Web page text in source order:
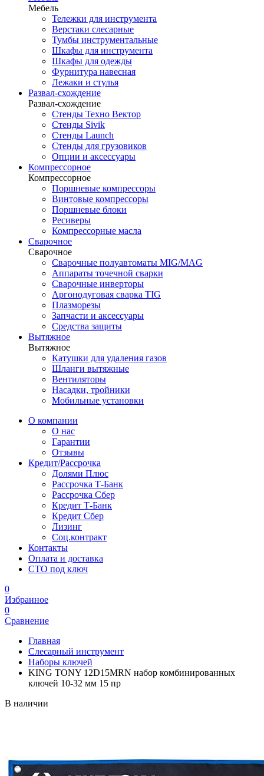
Мебель
Тележки для инструмента
Верстаки слесарные
Тумбы инструментальные
Шкафы для инструмента
Шкафы для одежды
Фурнитура навесная
Лежаки и стулья
Развал-схождение
Развал-схождение
Стенды Техно Вектор
Стенды Sivik
Стенды Launch
Стенды для грузовиков
Опции и аксессуары
Компрессорное
Компрессорное
Поршневые компрессоры
Винтовые компрессоры
Поршневые блоки
Ресиверы
Компрессорные масла
Сварочное
Сварочное
Сварочные полуавтоматы MIG/MAG
Аппараты точечной сварки
Сварочные инверторы
Аргонодуговая сварка TIG
Плазморезы
Запчасти и аксессуары
Средства защиты
Вытяжное
Вытяжное
Катушки для удаления газов
Шланги вытяжные
Вентиляторы
Насадки, тройники
Мобильные установки
О компании
О нас
Гарантии
Отзывы
Кредит/Рассрочка
Долями Плюс
Рассрочка Т-Банк
Рассрочка Сбер
Кредит Т-Банк
Кредит Сбер
Лизинг
Соц.контракт
Контакты
Оплата и доставка
СТО под ключ
0
Избранное
0
Сравнение
Главная
Слесарный инструмент
Наборы ключей
KING TONY 12D15MRN набор комбинированных
ключей 10-32 мм 15 пр
В наличии